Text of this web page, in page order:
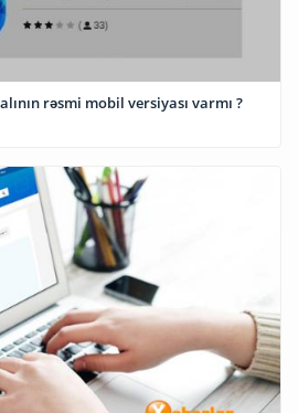
rəsmi mobil versiyası varmı ?